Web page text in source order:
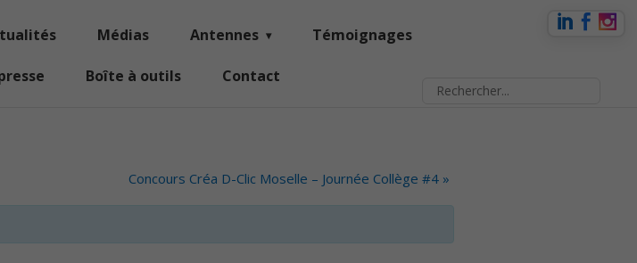
Médias Antennes Témoignages
Boîte à outils Contact
Concours Créa D-Clic Moselle – Journée Collège #4 »